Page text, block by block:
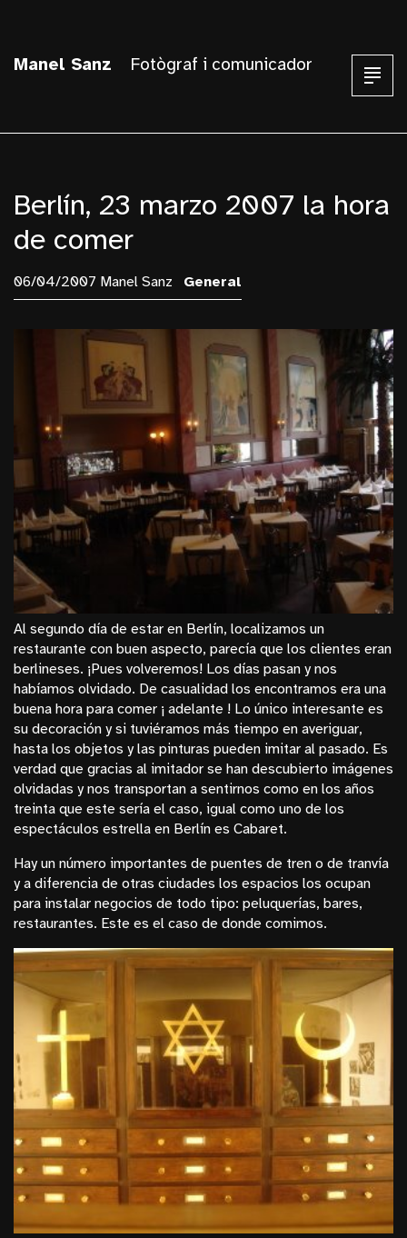
Manel Sanz Fotògraf i comunicador
Berlín, 23 marzo 2007 la hora
de comer
06/04/2007 Manel Sanz General
Al segundo día de estar en Berlín, localizamos un
restaurante con buen aspecto, parecía que los clientes eran
berlineses. ¡Pues volveremos! Los días pasan y nos
habíamos olvidado. De casualidad los encontramos era una
buena hora para comer ¡ adelante ! Lo único interesante es
su decoración y si tuviéramos más tiempo en averiguar,
hasta los objetos y las pinturas pueden imitar al pasado. Es
verdad que gracias al imitador se han descubierto imágenes
olvidadas y nos transportan a sentirnos como en los años
treinta que este sería el caso, igual como uno de los
espectáculos estrella en Berlín es Cabaret.
Hay un número importantes de puentes de tren o de tranvía
y a diferencia de otras ciudades los espacios los ocupan
para instalar negocios de todo tipo: peluquerías, bares,
restaurantes. Este es el caso de donde comimos.